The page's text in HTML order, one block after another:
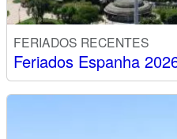
FERIADOS RECENTES
Feriados Espanha